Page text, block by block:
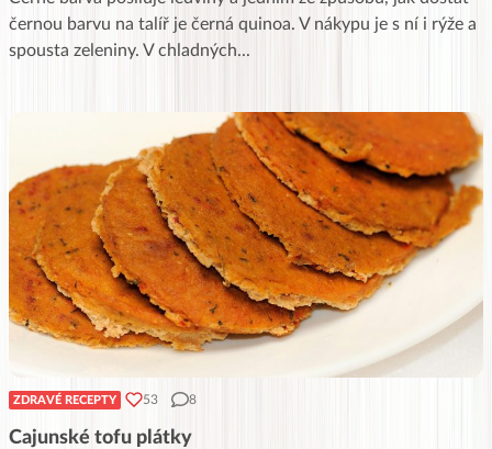
černou barvu na talíř je černá quinoa. V nákypu je s ní i rýže a
spousta zeleniny. V chladných...
ZDRAVÉ RECEPTY 53 8
Cajunské tofu plátky